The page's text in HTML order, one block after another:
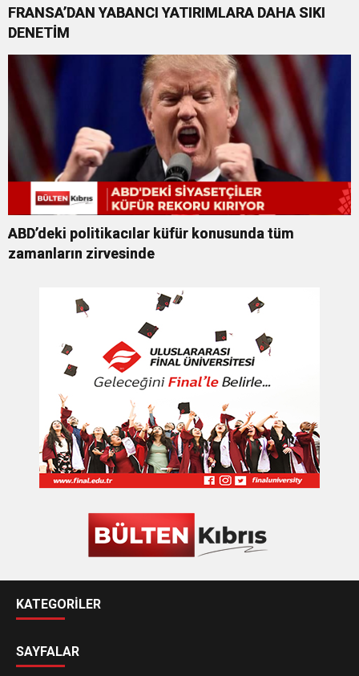
FRANSA’DAN YABANCI YATIRIMLARA DAHA SIKI
DENETİM
ABD’deki politikacılar küfür konusunda tüm
zamanların zirvesinde
KATEGORİLER
SAYFALAR